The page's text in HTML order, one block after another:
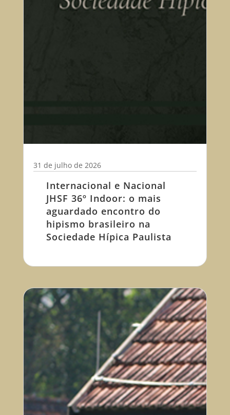
Internacional e Nacional
JHSF 36º Indoor: o mais
aguardado encontro do
hipismo brasileiro na
Sociedade Hípica Paulista
31 de julho de 2026